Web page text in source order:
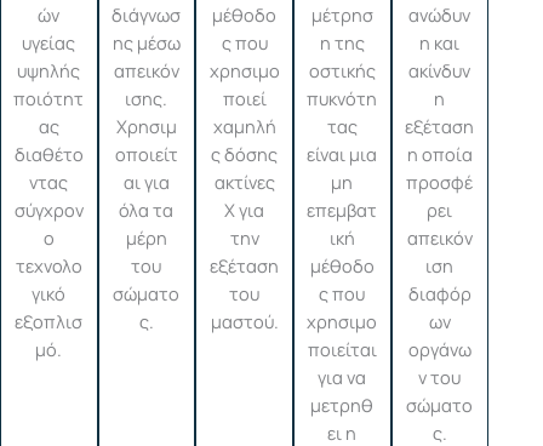
ών
υγείας
υψηλής
ποιότητ
ας
διαθέτο
ντας
σύγχρον
ο
τεχνολο
γικό
εξοπλισ
μό.
διάγνωσ
ης μέσω
απεικόν
ισης.
Χρησιμ
οποιείτ
αι για
όλα τα
μέρη
του
σώματο
ς.
μέθοδο
ς που
χρησιμο
ποιεί
χαμηλή
ς δόσης
ακτίνες
Χ για
την
εξέταση
του
μαστού.
μέτρησ
η της
οστικής
πυκνότη
τας
είναι μια
μη
επεμβατ
ική
μέθοδο
ς που
χρησιμο
ποιείται
για να
μετρηθ
ει η
ανώδυν
η και
ακίνδυν
η
εξέταση
η οποία
προσφέ
ρει
απεικόν
ιση
διαφόρ
ων
οργάνω
ν του
σώματο
ς.